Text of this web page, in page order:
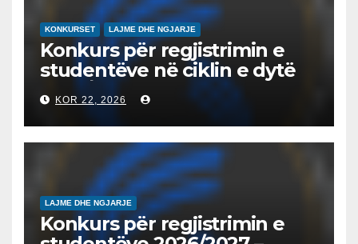
KONKURSET LAJME DHE NGJARJE
Konkurs për regjistrimin e
studentëve në ciklin e dytë
2026/2027 – Конкурс за
запишување на студенти
на втор циклус студии за
2026/2027
KOR 22, 2026
LAJME DHE NGJARJE
Konkurs për regjistrimin e